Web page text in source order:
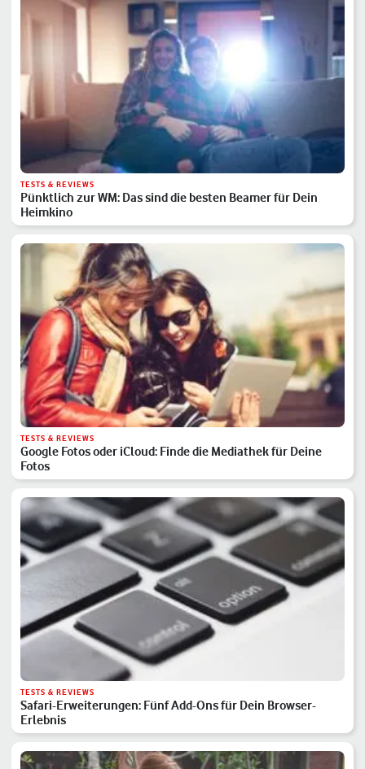
TESTS & REVIEWS
Pünktlich zur WM: Das sind die besten Beamer für Dein
Heimkino
TESTS & REVIEWS
Google Fotos oder iCloud: Finde die Mediathek für Deine
Fotos
TESTS & REVIEWS
Safari-Erweiterungen: Fünf Add-Ons für Dein Browser-
Erlebnis